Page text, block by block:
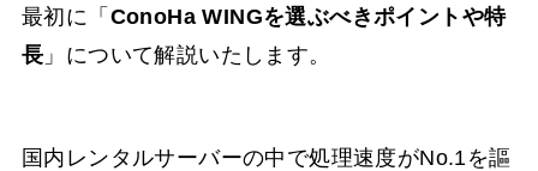
最初に「 ConoHa WINGを選ぶべきポイントや特
長 」について解説いたします。
国内レンタルサーバーの中で処理速度がNo.1を謳